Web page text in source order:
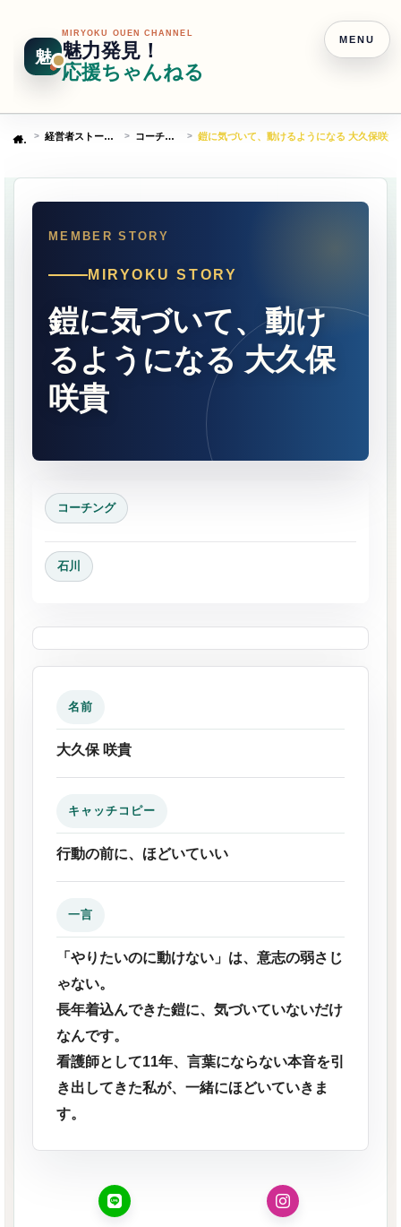
魅
MIRYOKU OUEN CHANNEL
魅力発見！
応援ちゃんねる
Home 経営者ストーリー コーチング 鎧に気づいて、動けるようになる 大久保咲貴
MIRYOKU STORY
鎧に気づいて、動け
るようになる 大久保
咲貴
コーチング
石川
名前
大久保 咲貴
キャッチコピー
行動の前に、ほどいていい
一言
「やりたいのに動けない」は、意志の弱さじ
ゃない。
長年着込んできた鎧に、気づいていないだけ
なんです。
看護師として11年、言葉にならない本音を引
き出してきた私が、一緒にほどいていきま
す。
MENU